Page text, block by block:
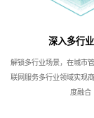
深入多行
解锁多行业场景，在城市
联网服务多行业领域实现
度融合